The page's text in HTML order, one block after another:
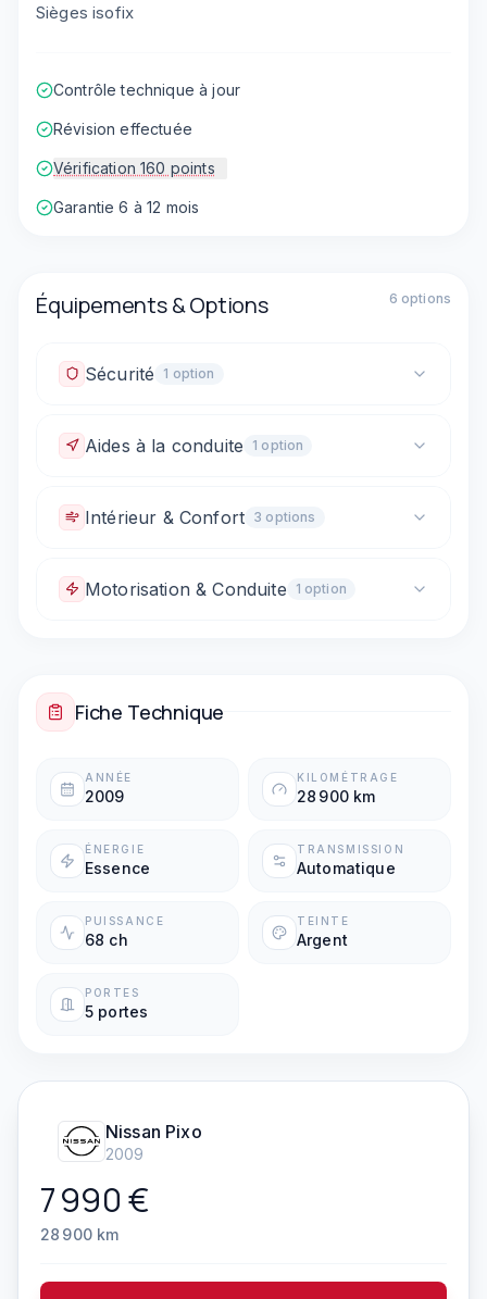
Sièges isofix
Contrôle technique à jour
Révision effectuée
Vérification 160 points
Garantie 6 à 12 mois
Équipements & Options 6 options
Sécurité 1 option
Fixations ISOFIX
Aides à la conduite 1 option
Caméra de recul
Intérieur & Confort 3 options
Climatisation automatique
Vitres électriques avant
Motorisation & Conduite 1 option
Fiche Technique
ANNÉE
2009
KILOMÉTRAGE
28 900 km
ÉNERGIE
Essence
TRANSMISSION
Automatique
PUISSANCE
68 ch
TEINTE
Argent
PORTES
5 portes
Nissan Pixo
2009
7 990€
28 900km